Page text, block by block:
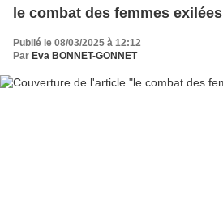
le combat des femmes exilées
Publié le 08/03/2025 à 12:12
Par Eva BONNET-GONNET